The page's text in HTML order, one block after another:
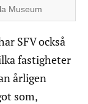
Museum
SFV också
fastigheter
årligen
som,